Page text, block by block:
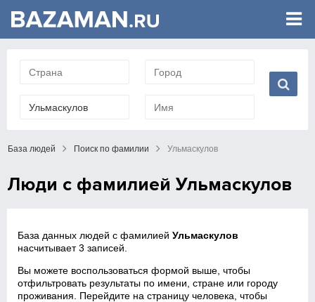
База людей Поиск по фамилии Ульмаскулов
Люди с фамилией Ульмаскулов
База данных людей с фамилиейУльмаскулов
насчитывает 3 записей.
Вы можете воспользоваться формой выше, чтобы
отфильтровать результаты по имени, стране или городу
проживания. Перейдите на страницу человека, чтобы